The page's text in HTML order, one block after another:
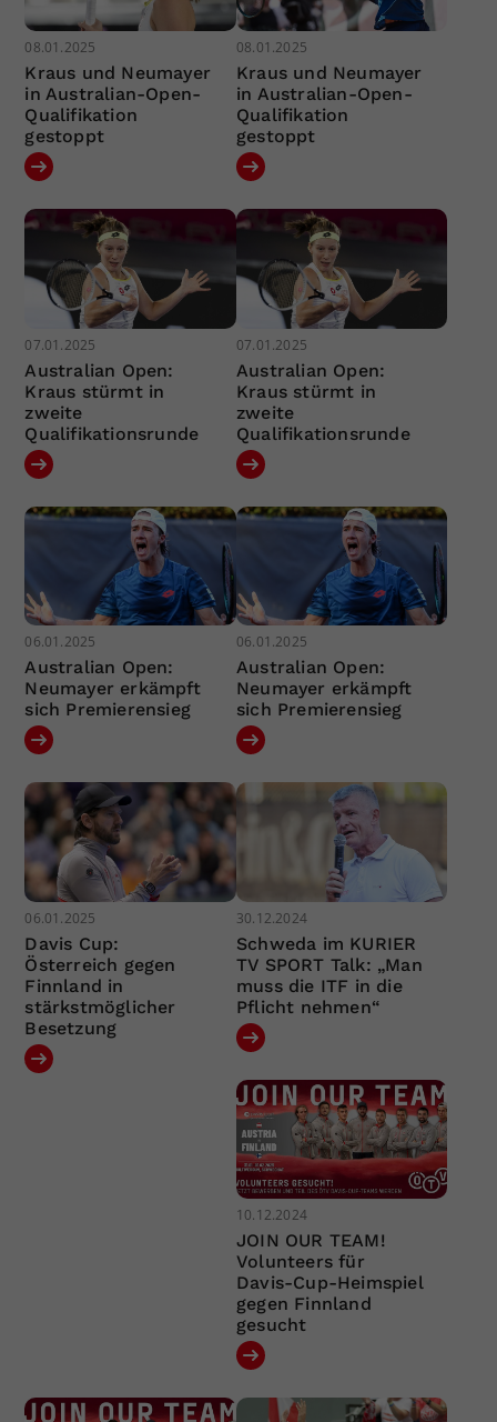
08.01.2025
Kraus und Neumayer
in Australian-Open-
Qualifikation
gestoppt
08.01.2025
Kraus und Neumayer
in Australian-Open-
Qualifikation
gestoppt
07.01.2025
Australian Open:
Kraus stürmt in
zweite
Qualifikationsrunde
07.01.2025
Australian Open:
Kraus stürmt in
zweite
Qualifikationsrunde
06.01.2025
Australian Open:
Neumayer erkämpft
sich Premierensieg
06.01.2025
Australian Open:
Neumayer erkämpft
sich Premierensieg
06.01.2025
Davis Cup:
Österreich gegen
Finnland in
stärkstmöglicher
Besetzung
30.12.2024
Schweda im KURIER
TV SPORT Talk: „Man
muss die ITF in die
Pflicht nehmen“
10.12.2024
JOIN OUR TEAM!
Volunteers für
Davis-Cup-Heimspiel
gegen Finnland
gesucht